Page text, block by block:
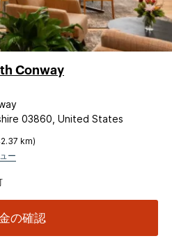
Conway
03860, United States
km)
ー
の確認